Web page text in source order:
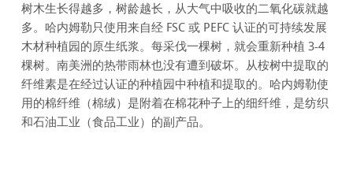
树木生长得越多，树龄越长，从大气中吸收的二氧化碳就越
多。哈内姆勒只使用来自经 FSC 或 PEFC 认证的可持续发展
木材种植园的原生纸浆。每采伐一棵树，就会重新种植 3-4
棵树。南美洲的热带雨林也没有遭到破坏。从桉树中提取的
纤维素是在经过认证的种植园中种植和提取的。哈内姆勒使
用的棉纤维（棉绒）是附着在棉花种子上的细纤维，是纺织
和石油工业（食品工业）的副产品。